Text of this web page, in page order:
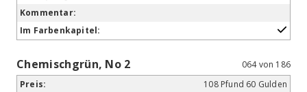
Chemischgrün, No 2
064 von 186
108 Pfund 60 Gulden